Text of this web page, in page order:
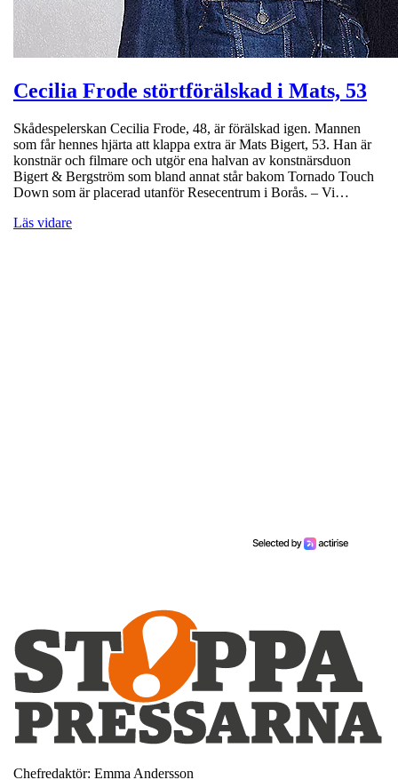
Cecilia Frode störtförälskad i Mats, 53
Skådespelerskan Cecilia Frode, 48, är förälskad igen. Mannen
som får hennes hjärta att klappa extra är Mats Bigert, 53. Han är
konstnär och filmare och utgör ena halvan av konstnärsduon
Bigert & Bergström som bland annat står bakom Tornado Touch
Down som är placerad utanför Resecentrum i Borås. – Vi…
Läs vidare
Chefredaktör: Emma Andersson